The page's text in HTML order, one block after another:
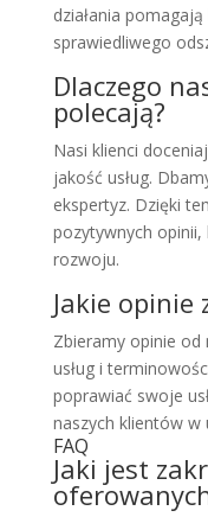
działania
sprawiedliwego
Dlaczego
polecają?
Nasi klienci
jakość usług.
ekspertyz. Dzięki
pozytywnych
rozwoju.
Jakie opinie
Zbieramy opinie
usług i
poprawiać swoje
naszych klientów w
FAQ
Jaki jest